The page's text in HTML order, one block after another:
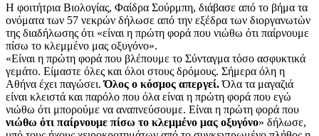
Η φοιτήτρια Βιολογίας, Φαίδρα Σούρμπη, διάβασε από το βήμα τα
ονόματα των 57 νεκρών δήλωσε από την εξέδρα των διοργανωτών
της διαδήλωσης ότι «είναι η πρώτη φορά που νιώθω ότι παίρνουμε
πίσω το κλεμμένο μας οξυγόνο».
«Είναι η πρώτη φορά που βλέπουμε το Σύνταγμα τόσο ασφυκτικά
γεμάτο. Είμαστε όλες και όλοι στους δρόμους. Σήμερα όλη η
Αθήνα έχει παγώσει.Όλος ο κόσμος απεργεί.Όλα τα μαγαζιά
είναι κλειστά και παρόλο που όλα είναι η πρώτη φορά που εγώ
νιώθω ότι μπορούμε να αναπνεύσουμε. Είναι η πρώτη φορά που
νιώθω ότι παίρνουμε πίσω το κλεμμένο μας οξυγόνο» δήλωσε,